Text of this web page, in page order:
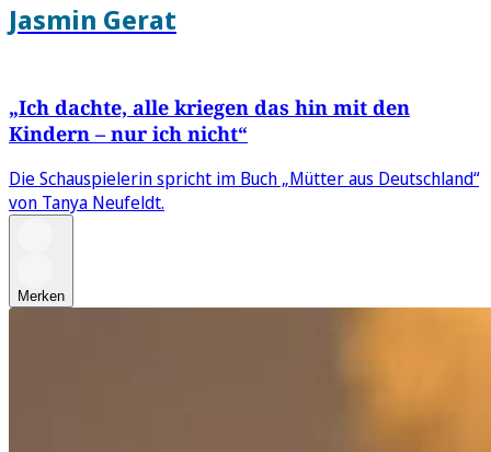
Jasmin Gerat
„Ich dachte, alle kriegen das hin mit den
Kindern – nur ich nicht“
Die Schauspielerin spricht im Buch „Mütter aus Deutschland“
von Tanya Neufeldt.
Merken